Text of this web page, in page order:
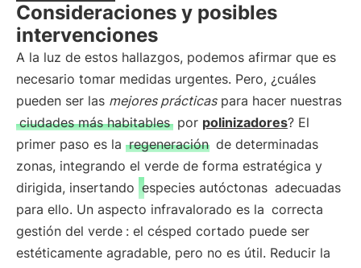
Consideraciones y posibles
intervenciones
A la luz de estos hallazgos, podemos afirmar que es
necesario tomar medidas urgentes. Pero, ¿cuáles
pueden ser las mejores prácticaspara hacer nuestras
ciudades más habitables por polinizadores? El
primer paso es la regeneración de determinadas
zonas, integrando el verde de forma estratégica y
dirigida, insertando especies autóctonas adecuadas
para ello. Un aspecto infravalorado es la correcta
gestión del verde : el césped cortado puede ser
estéticamente agradable, pero no es útil. Reducir la